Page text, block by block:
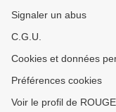
Signaler un abus
C.G.U.
Cookies et données
Préférences cookies
Voir le profil de